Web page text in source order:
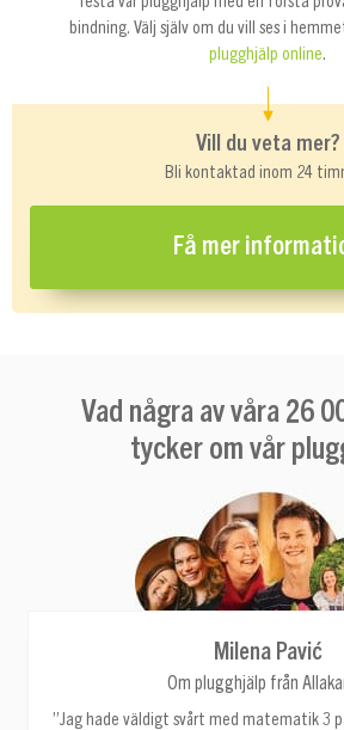
bindning. Välj själv om du vill ses i
plugghjälp online.
Vill du veta mer?
Bli kontaktad inom 24
Få mer
Vad några av våra 26
tycker om vår
Milena Pavić
Om plugghjälp från
”Jag hade väldigt svårt med matematik 3